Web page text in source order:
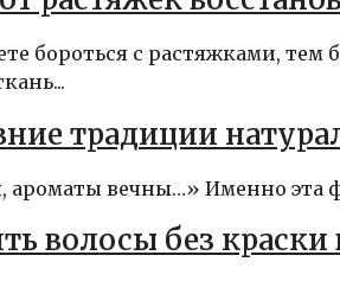
бороться с растяжками, тем
традиции
вечны…» Именно эта
волосы без